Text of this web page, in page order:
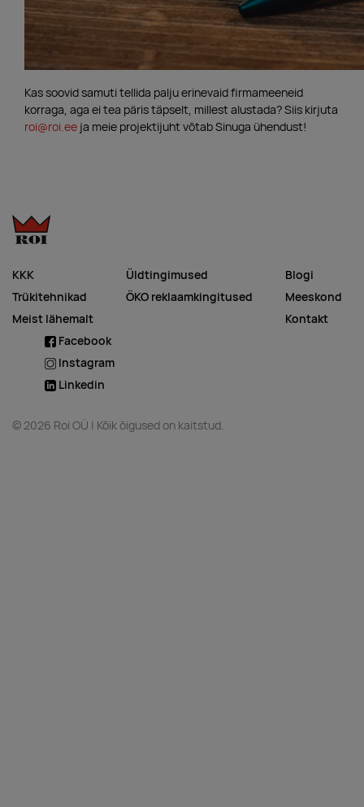
Kas soovid samuti tellida palju erinevaid firmameeneid
korraga, aga ei tea päris täpselt, millest alustada? Siis kirjuta
roi@roi.ee ja meie projektijuht võtab Sinuga ühendust!
KKK
Trükitehnikad
Meist lähemalt
Üldtingimused
ÖKO reklaamkingitused
Blogi
Meeskond
Kontakt
Facebook
Instagram
Linkedin
© 2026 Roi OÜ | Kõik õigused on kaitstud.